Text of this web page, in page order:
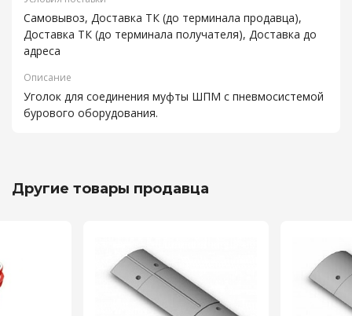
Самовывоз, Доставка ТК (до терминала продавца),
Доставка ТК (до терминала получателя), Доставка до
адреса
Описание
Уголок для соединения муфты ШПМ с пневмосистемой
бурового оборудования.
Другие товары продавца